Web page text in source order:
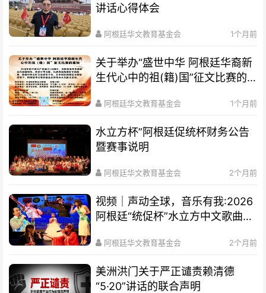
讲话心得体会
阿根廷华文教育基金会 1个月前
关于举办“盛世中华 阿根廷华裔新
生代心中的祖(籍)国”征文比赛的
阿根廷华文教育基金会 1个月前
水立方杯”阿根廷促统杯财务公告
暨赛事说明
阿根廷华文教育基金会 2个月前
视频｜声动全球，音乐有我:2026
阿根廷“统促杯”水立方中文歌曲大
阿根廷华文教育基金会 2个月前
美洲洪门关于严正谴责赖清德
“5·20”讲话的联合声明